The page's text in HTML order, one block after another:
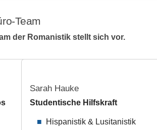
Team
der Romanistik stellt sich vor.
Sarah Hauke
Studentische Hilfskraft
Hispanistik & Lusitanistik